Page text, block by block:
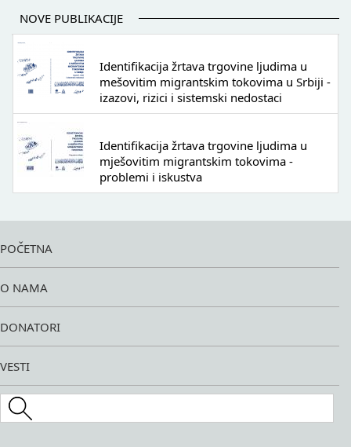
NOVE PUBLIKACIJE
Identifikacija žrtava trgovine ljudima u
mešovitim migrantskim tokovima u Srbiji -
izazovi, rizici i sistemski nedostaci
Identifikacija žrtava trgovine ljudima u
mješovitim migrantskim tokovima -
problemi i iskustva
POČETNA
O NAMA
DONATORI
VESTI
Search this site